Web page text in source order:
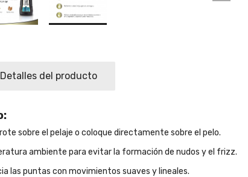
Detalles del producto
sobre el pelaje o coloque directamente sobre el pelo.
ambiente para evitar la formación de nudos y el frizz.
las puntas con movimientos suaves y lineales.